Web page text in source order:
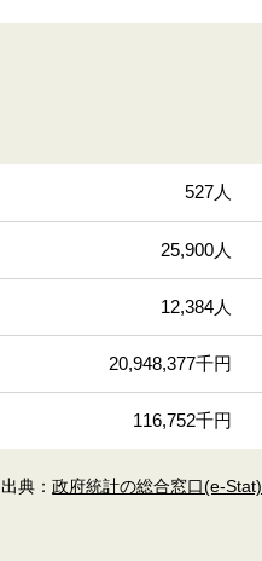
527人
25,900人
12,384人
20,948,377千円
116,752千円
出典：政府統計の総合窓口(e-Stat)